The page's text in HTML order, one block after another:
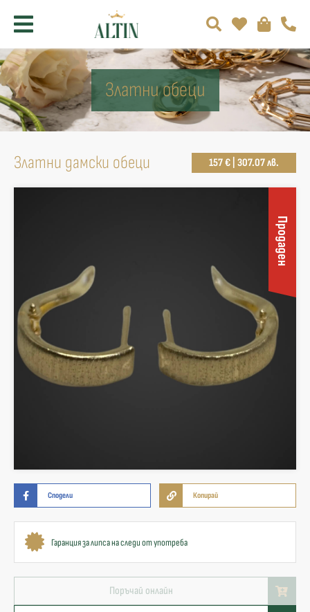
Златни обеци
Златни дамски обеци 157 € | 307.07 лв.
Продаден
Сподели Копирай
Гаранция за липса на следи от употреба
Поръчай онлайн